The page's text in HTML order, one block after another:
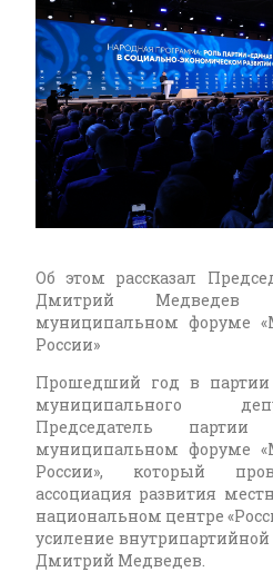
Об этом рассказал
Дмитрий Медведев
муниципальном форуме
России»
Прошедший год в
муниципального
Председатель
муниципальном форуме
России», который
ассоциация развития
национальном центре
усиление
Дмитрий Медведев.